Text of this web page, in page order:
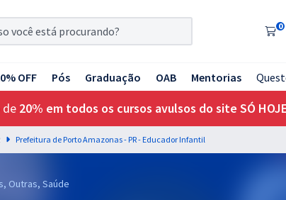
0
OFF Pós Graduação OAB Mentorias
de 20% em todos os cursos avulsos do site SÓ
Prefeitura de Porto Amazonas - PR - Educador Infantil
Outras, Saúde